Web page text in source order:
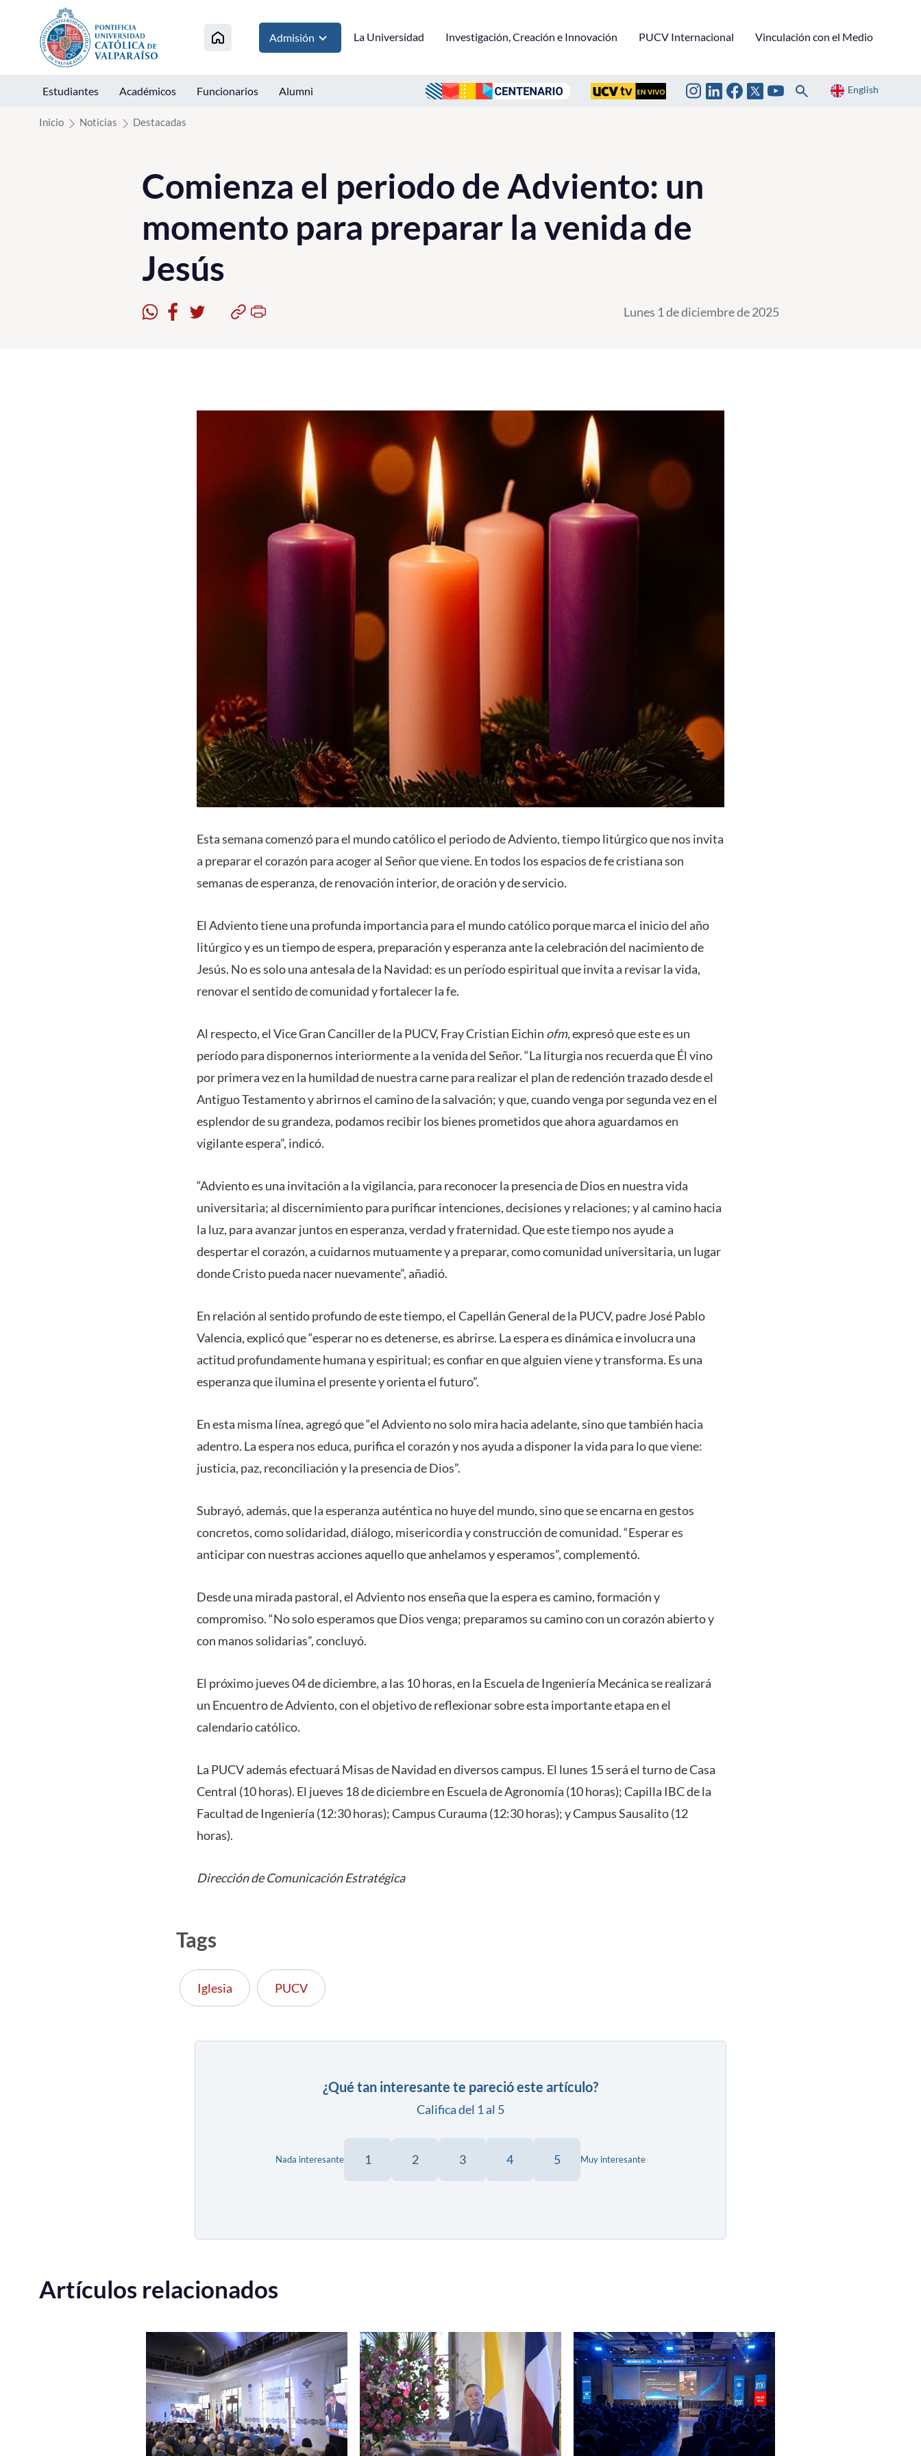
Click acá para ir directamente al contenido
Admisión La Universidad Investigación, Creación e Innovación PUCV Internacional Vinculación con el Medio
Estudiantes Académicos Funcionarios Alumni English
Inicio Noticias Destacadas
Comienza el periodo de Adviento: un
momento para preparar la venida de
Jesús
Lunes 1 de diciembre de 2025
Esta semana comenzó para el mundo católico el periodo de Adviento, tiempo litúrgico que nos invita
a preparar el corazón para acoger al Señor que viene. En todos los espacios de fe cristiana son
semanas de esperanza, de renovación interior, de oración y de servicio.
El Adviento tiene una profunda importancia para el mundo católico porque marca el inicio del año
litúrgico y es un tiempo de espera, preparación y esperanza ante la celebración del nacimiento de
Jesús. No es solo una antesala de la Navidad: es un período espiritual que invita a revisar la vida,
renovar el sentido de comunidad y fortalecer la fe.
Al respecto, el Vice Gran Canciller de la PUCV, Fray Cristian Eichin ofm, expresó que este es un
período para disponernos interiormente a la venida del Señor. “La liturgia nos recuerda que Él vino
por primera vez en la humildad de nuestra carne para realizar el plan de redención trazado desde el
Antiguo Testamento y abrirnos el camino de la salvación; y que, cuando venga por segunda vez en el
esplendor de su grandeza, podamos recibir los bienes prometidos que ahora aguardamos en
vigilante espera”, indicó.
“Adviento es una invitación a la vigilancia, para reconocer la presencia de Dios en nuestra vida
universitaria; al discernimiento para purificar intenciones, decisiones y relaciones; y al camino hacia
la luz, para avanzar juntos en esperanza, verdad y fraternidad. Que este tiempo nos ayude a
despertar el corazón, a cuidarnos mutuamente y a preparar, como comunidad universitaria, un lugar
donde Cristo pueda nacer nuevamente”, añadió.
En relación al sentido profundo de este tiempo, el Capellán General de la PUCV, padre José Pablo
Valencia, explicó que “esperar no es detenerse, es abrirse. La espera es dinámica e involucra una
actitud profundamente humana y espiritual; es confiar en que alguien viene y transforma. Es una
esperanza que ilumina el presente y orienta el futuro”.
En esta misma línea, agregó que “el Adviento no solo mira hacia adelante, sino que también hacia
adentro. La espera nos educa, purifica el corazón y nos ayuda a disponer la vida para lo que viene:
justicia, paz, reconciliación y la presencia de Dios”.
Subrayó, además, que la esperanza auténtica no huye del mundo, sino que se encarna en gestos
concretos, como solidaridad, diálogo, misericordia y construcción de comunidad. “Esperar es
anticipar con nuestras acciones aquello que anhelamos y esperamos”, complementó.
Desde una mirada pastoral, el Adviento nos enseña que la espera es camino, formación y
compromiso. “No solo esperamos que Dios venga; preparamos su camino con un corazón abierto y
con manos solidarias”, concluyó.
El próximo jueves 04 de diciembre, a las 10 horas, en la Escuela de Ingeniería Mecánica se realizará
un Encuentro de Adviento, con el objetivo de reflexionar sobre esta importante etapa en el
calendario católico.
La PUCV además efectuará Misas de Navidad en diversos campus. El lunes 15 será el turno de Casa
Central (10 horas). El jueves 18 de diciembre en Escuela de Agronomía (10 horas); Capilla IBC de la
Facultad de Ingeniería (12:30 horas); Campus Curauma (12:30 horas); y Campus Sausalito (12
horas).
Dirección de Comunicación Estratégica
Tags
Iglesia PUCV
¿Qué tan interesante te pareció este artículo?
Califica del 1 al 5
Nada interesante 1 2 3 4 5 Muy interesante
Artículos relacionados